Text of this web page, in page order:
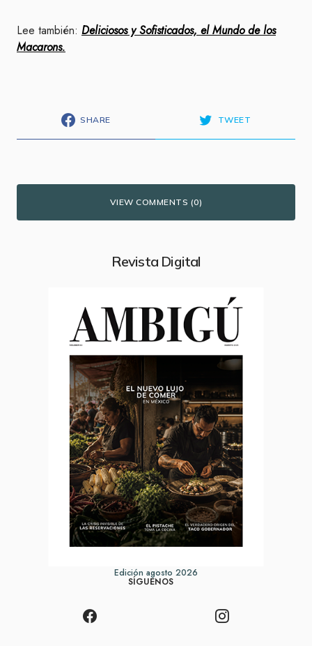
Lee también: Deliciosos y Sofisticados, el Mundo de los
Macarons.
SHARE TWEET
VIEW COMMENTS (0)
Revista Digital
Edición agosto 2026
SÍGUENOS